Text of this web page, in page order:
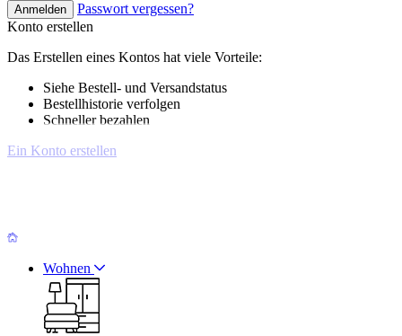
Anmelden
Passwort vergessen?
Konto erstellen
Das Erstellen eines Kontos hat viele Vorteile:
Siehe Bestell- und Versandstatus
Bestellhistorie verfolgen
Schneller bezahlen
Ein Konto erstellen
Wohnen